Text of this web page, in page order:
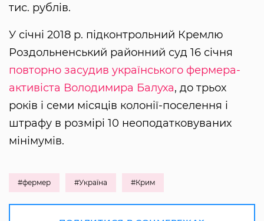
тис. рублів.
У січні 2018 р. підконтрольний Кремлю
Роздольненський районний суд 16 січня
повторно засудив українського фермера-
активіста Володимира Балуха, до трьох
років і семи місяців колонії-поселення і
штрафу в розмірі 10 неоподатковуваних
мінімумів.
#фермер #Україна #Крим